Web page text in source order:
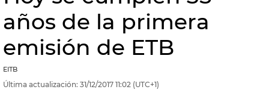
años de la primera
emisión de ETB
EITB
Última actualización: 31/12/2017 11:02 (UTC+1)